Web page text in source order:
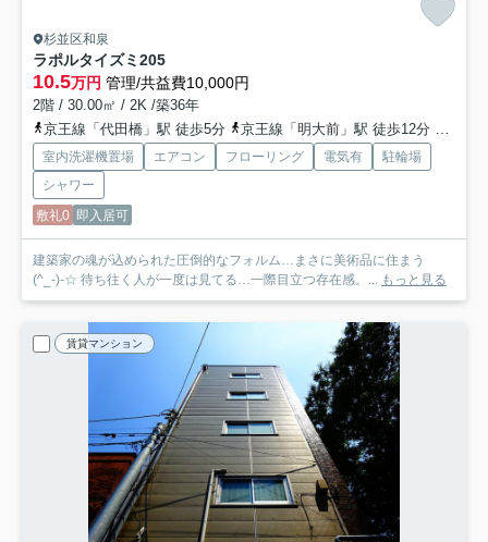
杉並区和泉
ラポルタイズミ 205
10.5万円 管理/共益費10,000円
2階 / 30.00㎡ / 2K /築36年
京王線「代田橋」駅 徒歩5分
京王線「明大前」駅 徒歩12分
室内洗濯機置場 エアコン フローリング 電気有
駐輪場
シャワー
敷礼0 即入居可
建築家の魂が込められた圧倒的なフォルム…まさに美術品に住まう
(^_-)-☆ 待ち往く人が一度は見てる…一際目立つ存在感。...
もっと見る
賃貸マンション